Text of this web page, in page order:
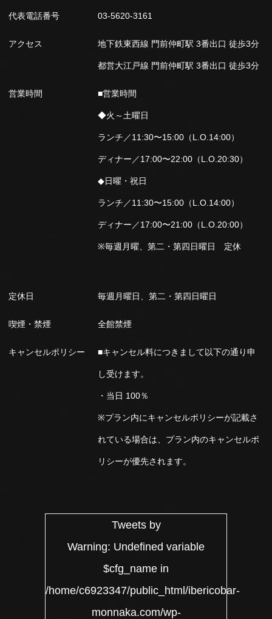
代表電話番号 03-5620-3161
アクセス 地下鉄東西線 門前仲町駅 3番出口 徒歩3分
都営大江戸線 門前仲町駅 3番出口 徒歩3分
営業時間 ■営業時間
◆火～土曜日
ランチ／11:30〜15:00（L.O.14:00）
ディナー／17:00〜22:00（L.O.20:30）
◆日曜・祝日
ランチ／11:30〜15:00（L.O.14:00）
ディナー／17:00〜21:00（L.O.20:00）
※毎週月曜、第二・第四日曜日 定休
定休日 毎週月曜日、第二・第四日曜日
喫煙・禁煙 全館禁煙
キャンセルポリシー ■キャンセル料につきまして以下の通り申
し受けます。
・当日 100％
※プラン内にキャンセルポリシーが記載さ
れている場合は、プラン内のキャンセルポ
リシーが優先されます。
Tweets by
Warning: Undefined variable
$cfg_name in
/home/c6923347/public_html/ibericobar-
monnaka.com/wp-